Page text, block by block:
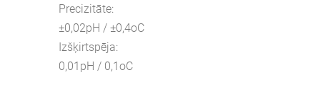
Precizitāte:
±0,02pH / ±0,4oC
Izšķirtspēja:
0,01pH / 0,1oC